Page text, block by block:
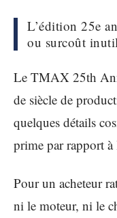
L’édition 25e
ou surcoût
Le TMAX 25th
de siècle de
quelques détails
prime par rapport à
Pour un acheteur
ni le moteur, ni le